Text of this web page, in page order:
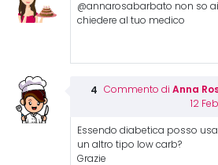
@annarosabarbato non so
chiedere al tuo medico
Commento di Anna
12
Essendo diabetica posso
un altro tipo low carb?
Grazie